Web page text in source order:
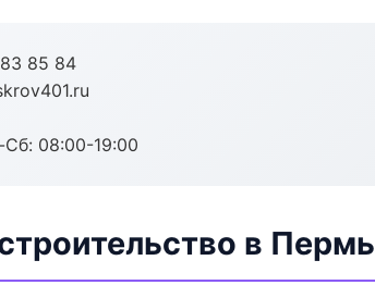
85 84
08:00-19:00
в Пермь